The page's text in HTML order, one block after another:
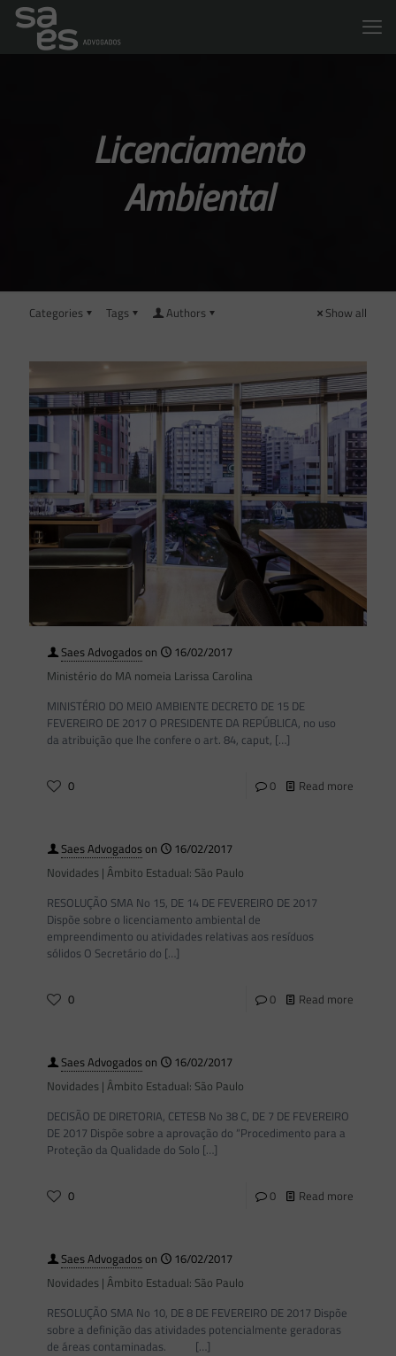
Licenciamento
Ambiental
Categories Tags Authors Show all
Saes Advogadoson
16/02/2017
Ministério do MA nomeia Larissa Carolina
MINISTÉRIO DO MEIO AMBIENTE DECRETO DE 15 DE
FEVEREIRO DE 2017 O PRESIDENTE DA REPÚBLICA, no uso
da atribuição que lhe confere o art. 84, caput, […]
0 0 Read more
Saes Advogadoson
16/02/2017
Novidades | Âmbito Estadual: São Paulo
RESOLUÇÃO SMA No 15, DE 14 DE FEVEREIRO DE 2017
Dispõe sobre o licenciamento ambiental de
empreendimento ou atividades relativas aos resíduos
sólidos O Secretário do […]
0 0 Read more
Saes Advogadoson
16/02/2017
Novidades | Âmbito Estadual: São Paulo
DECISÃO DE DIRETORIA, CETESB No 38 C, DE 7 DE FEVEREIRO
DE 2017 Dispõe sobre a aprovação do “Procedimento para a
Proteção da Qualidade do Solo […]
0 0 Read more
Saes Advogadoson
16/02/2017
Novidades | Âmbito Estadual: São Paulo
RESOLUÇÃO SMA No 10, DE 8 DE FEVEREIRO DE 2017 Dispõe
sobre a definição das atividades potencialmente geradoras
de áreas contaminadas.
[…]